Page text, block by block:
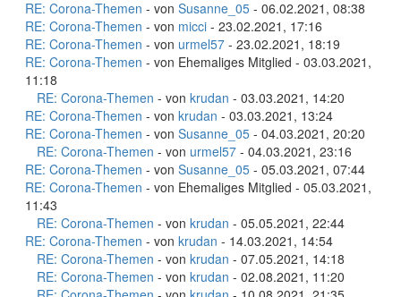
RE: Corona-Themen - von Susanne_05 - 06.02.2021, 08:38
RE: Corona-Themen - von micci - 23.02.2021, 17:16
RE: Corona-Themen - von urmel57 - 23.02.2021, 18:19
RE: Corona-Themen - von Ehemaliges Mitglied - 03.03.2021,
11:18
RE: Corona-Themen - von krudan - 03.03.2021, 14:20
RE: Corona-Themen - von krudan - 03.03.2021, 13:24
RE: Corona-Themen - von Susanne_05 - 04.03.2021, 20:20
RE: Corona-Themen - von urmel57 - 04.03.2021, 23:16
RE: Corona-Themen - von Susanne_05 - 05.03.2021, 07:44
RE: Corona-Themen - von Ehemaliges Mitglied - 05.03.2021,
11:43
RE: Corona-Themen - von krudan - 05.05.2021, 22:44
RE: Corona-Themen - von krudan - 14.03.2021, 14:54
RE: Corona-Themen - von krudan - 07.05.2021, 14:18
RE: Corona-Themen - von krudan - 02.08.2021, 11:20